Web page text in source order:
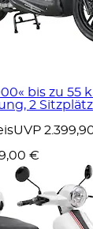
bis zu 55
2
UVP
€